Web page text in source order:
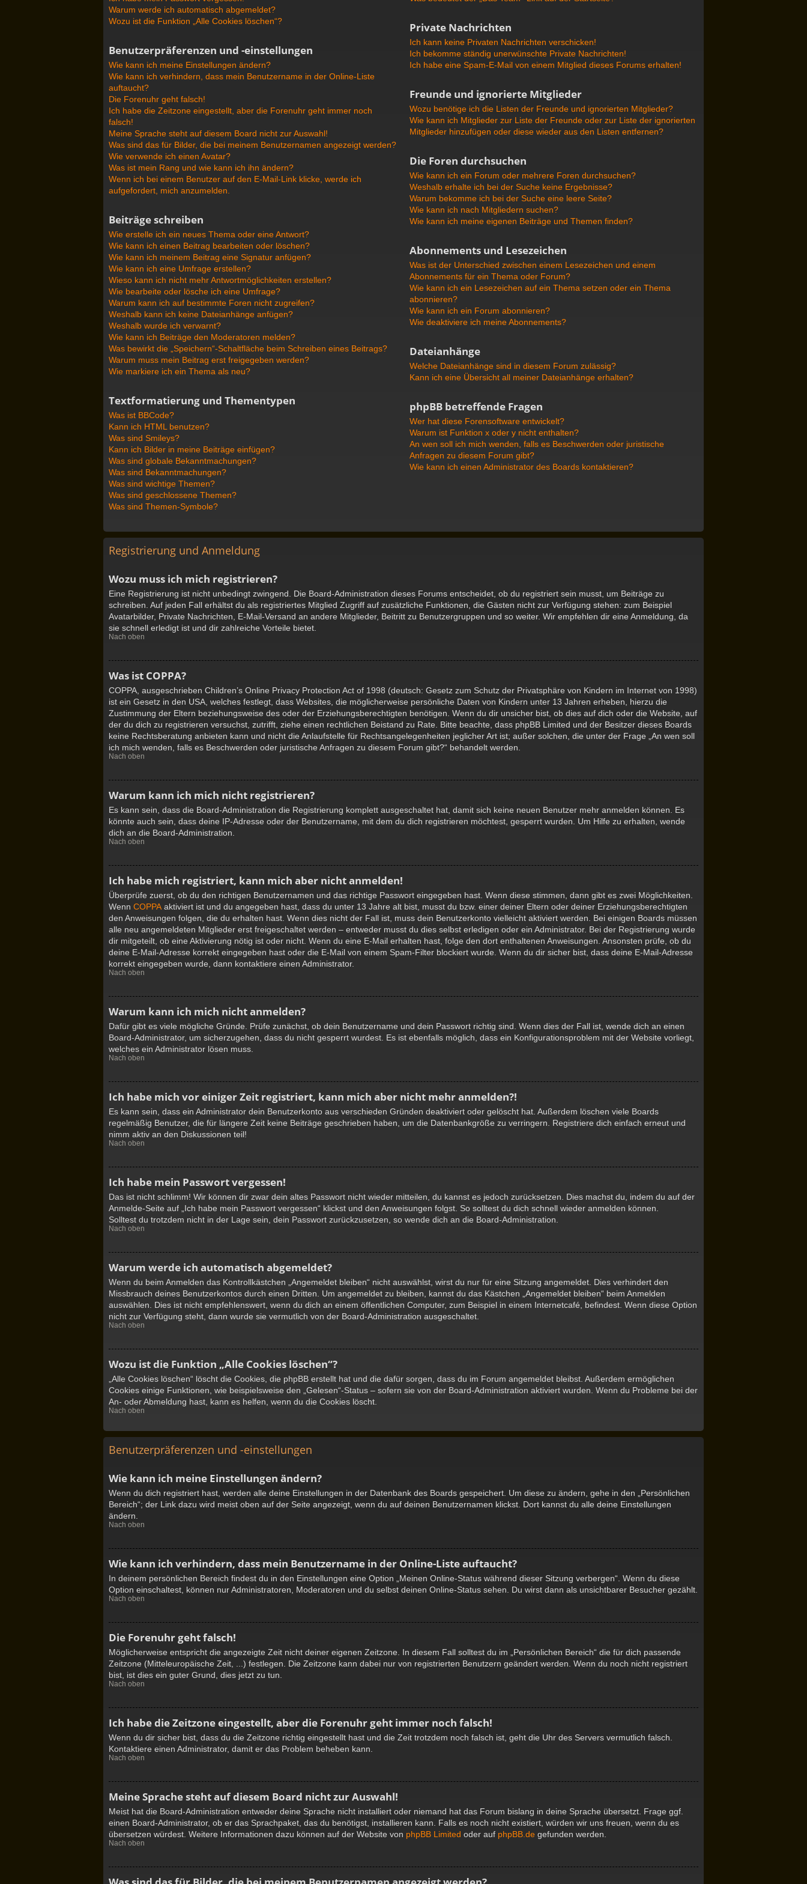
Warum werde ich automatisch abgemeldet?
Wozu ist die Funktion „Alle Cookies löschen“?
Benutzerpräferenzen und -einstellungen
Wie kann ich meine Einstellungen ändern?
Wie kann ich verhindern, dass mein Benutzername in der Online-Liste
auftaucht?
Die Forenuhr geht falsch!
Ich habe die Zeitzone eingestellt, aber die Forenuhr geht immer noch
falsch!
Meine Sprache steht auf diesem Board nicht zur Auswahl!
Was sind das für Bilder, die bei meinem Benutzernamen angezeigt werden?
Wie verwende ich einen Avatar?
Was ist mein Rang und wie kann ich ihn ändern?
Wenn ich bei einem Benutzer auf den E-Mail-Link klicke, werde ich
aufgefordert, mich anzumelden.
Beiträge schreiben
Wie erstelle ich ein neues Thema oder eine Antwort?
Wie kann ich einen Beitrag bearbeiten oder löschen?
Wie kann ich meinem Beitrag eine Signatur anfügen?
Wie kann ich eine Umfrage erstellen?
Wieso kann ich nicht mehr Antwortmöglichkeiten erstellen?
Wie bearbeite oder lösche ich eine Umfrage?
Warum kann ich auf bestimmte Foren nicht zugreifen?
Weshalb kann ich keine Dateianhänge anfügen?
Weshalb wurde ich verwarnt?
Wie kann ich Beiträge den Moderatoren melden?
Was bewirkt die „Speichern“-Schaltfläche beim Schreiben eines Beitrags?
Warum muss mein Beitrag erst freigegeben werden?
Wie markiere ich ein Thema als neu?
Textformatierung und Thementypen
Was ist BBCode?
Kann ich HTML benutzen?
Was sind Smileys?
Kann ich Bilder in meine Beiträge einfügen?
Was sind globale Bekanntmachungen?
Was sind Bekanntmachungen?
Was sind wichtige Themen?
Was sind geschlossene Themen?
Was sind Themen-Symbole?
Private Nachrichten
Ich kann keine Privaten Nachrichten verschicken!
Ich bekomme ständig unerwünschte Private Nachrichten!
Ich habe eine Spam-E-Mail von einem Mitglied dieses Forums erhalten!
Freunde und ignorierte Mitglieder
Wozu benötige ich die Listen der Freunde und ignorierten Mitglieder?
Wie kann ich Mitglieder zur Liste der Freunde oder zur Liste der ignorierten
Mitglieder hinzufügen oder diese wieder aus den Listen entfernen?
Die Foren durchsuchen
Wie kann ich ein Forum oder mehrere Foren durchsuchen?
Weshalb erhalte ich bei der Suche keine Ergebnisse?
Warum bekomme ich bei der Suche eine leere Seite?
Wie kann ich nach Mitgliedern suchen?
Wie kann ich meine eigenen Beiträge und Themen finden?
Abonnements und Lesezeichen
Was ist der Unterschied zwischen einem Lesezeichen und einem
Abonnements für ein Thema oder Forum?
Wie kann ich ein Lesezeichen auf ein Thema setzen oder ein Thema
abonnieren?
Wie kann ich ein Forum abonnieren?
Wie deaktiviere ich meine Abonnements?
Dateianhänge
Welche Dateianhänge sind in diesem Forum zulässig?
Kann ich eine Übersicht all meiner Dateianhänge erhalten?
phpBB betreffende Fragen
Wer hat diese Forensoftware entwickelt?
Warum ist Funktion x oder y nicht enthalten?
An wen soll ich mich wenden, falls es Beschwerden oder juristische
Anfragen zu diesem Forum gibt?
Wie kann ich einen Administrator des Boards kontaktieren?
Registrierung und Anmeldung
Wozu muss ich mich registrieren?
Eine Registrierung ist nicht unbedingt zwingend. Die Board-Administration dieses Forums entscheidet, ob du registriert sein musst, um Beiträge zu
schreiben. Auf jeden Fall erhältst du als registriertes Mitglied Zugriff auf zusätzliche Funktionen, die Gästen nicht zur Verfügung stehen: zum Beispiel
Avatarbilder, Private Nachrichten, E-Mail-Versand an andere Mitglieder, Beitritt zu Benutzergruppen und so weiter. Wir empfehlen dir eine Anmeldung, da
sie schnell erledigt ist und dir zahlreiche Vorteile bietet.
Nach oben
Was ist COPPA?
COPPA, ausgeschrieben Children’s Online Privacy Protection Act of 1998 (deutsch: Gesetz zum Schutz der Privatsphäre von Kindern im Internet von 1998)
ist ein Gesetz in den USA, welches festlegt, dass Websites, die möglicherweise persönliche Daten von Kindern unter 13 Jahren erheben, hierzu die
Zustimmung der Eltern beziehungsweise des oder der Erziehungsberechtigten benötigen. Wenn du dir unsicher bist, ob dies auf dich oder die Website, auf
der du dich zu registrieren versuchst, zutrifft, ziehe einen rechtlichen Beistand zu Rate. Bitte beachte, dass phpBB Limited und der Besitzer dieses Boards
keine Rechtsberatung anbieten kann und nicht die Anlaufstelle für Rechtsangelegenheiten jeglicher Art ist; außer solchen, die unter der Frage „An wen soll
ich mich wenden, falls es Beschwerden oder juristische Anfragen zu diesem Forum gibt?“ behandelt werden.
Nach oben
Warum kann ich mich nicht registrieren?
Es kann sein, dass die Board-Administration die Registrierung komplett ausgeschaltet hat, damit sich keine neuen Benutzer mehr anmelden können. Es
könnte auch sein, dass deine IP-Adresse oder der Benutzername, mit dem du dich registrieren möchtest, gesperrt wurden. Um Hilfe zu erhalten, wende
dich an die Board-Administration.
Nach oben
Ich habe mich registriert, kann mich aber nicht anmelden!
Überprüfe zuerst, ob du den richtigen Benutzernamen und das richtige Passwort eingegeben hast. Wenn diese stimmen, dann gibt es zwei Möglichkeiten.
Wenn COPPA aktiviert ist und du angegeben hast, dass du unter 13 Jahre alt bist, musst du bzw. einer deiner Eltern oder deiner Erziehungsberechtigten
den Anweisungen folgen, die du erhalten hast. Wenn dies nicht der Fall ist, muss dein Benutzerkonto vielleicht aktiviert werden. Bei einigen Boards müssen
alle neu angemeldeten Mitglieder erst freigeschaltet werden – entweder musst du dies selbst erledigen oder ein Administrator. Bei der Registrierung wurde
dir mitgeteilt, ob eine Aktivierung nötig ist oder nicht. Wenn du eine E-Mail erhalten hast, folge den dort enthaltenen Anweisungen. Ansonsten prüfe, ob du
deine E-Mail-Adresse korrekt eingegeben hast oder die E-Mail von einem Spam-Filter blockiert wurde. Wenn du dir sicher bist, dass deine E-Mail-Adresse
korrekt eingegeben wurde, dann kontaktiere einen Administrator.
Nach oben
Warum kann ich mich nicht anmelden?
Dafür gibt es viele mögliche Gründe. Prüfe zunächst, ob dein Benutzername und dein Passwort richtig sind. Wenn dies der Fall ist, wende dich an einen
Board-Administrator, um sicherzugehen, dass du nicht gesperrt wurdest. Es ist ebenfalls möglich, dass ein Konfigurationsproblem mit der Website vorliegt,
welches ein Administrator lösen muss.
Nach oben
Ich habe mich vor einiger Zeit registriert, kann mich aber nicht mehr anmelden?!
Es kann sein, dass ein Administrator dein Benutzerkonto aus verschieden Gründen deaktiviert oder gelöscht hat. Außerdem löschen viele Boards
regelmäßig Benutzer, die für längere Zeit keine Beiträge geschrieben haben, um die Datenbankgröße zu verringern. Registriere dich einfach erneut und
nimm aktiv an den Diskussionen teil!
Nach oben
Ich habe mein Passwort vergessen!
Das ist nicht schlimm! Wir können dir zwar dein altes Passwort nicht wieder mitteilen, du kannst es jedoch zurücksetzen. Dies machst du, indem du auf der
Anmelde-Seite auf „Ich habe mein Passwort vergessen“ klickst und den Anweisungen folgst. So solltest du dich schnell wieder anmelden können.
Solltest du trotzdem nicht in der Lage sein, dein Passwort zurückzusetzen, so wende dich an die Board-Administration.
Nach oben
Warum werde ich automatisch abgemeldet?
Wenn du beim Anmelden das Kontrollkästchen „Angemeldet bleiben“ nicht auswählst, wirst du nur für eine Sitzung angemeldet. Dies verhindert den
Missbrauch deines Benutzerkontos durch einen Dritten. Um angemeldet zu bleiben, kannst du das Kästchen „Angemeldet bleiben“ beim Anmelden
auswählen. Dies ist nicht empfehlenswert, wenn du dich an einem öffentlichen Computer, zum Beispiel in einem Internetcafé, befindest. Wenn diese Option
nicht zur Verfügung steht, dann wurde sie vermutlich von der Board-Administration ausgeschaltet.
Nach oben
Wozu ist die Funktion „Alle Cookies löschen“?
„Alle Cookies löschen“ löscht die Cookies, die phpBB erstellt hat und die dafür sorgen, dass du im Forum angemeldet bleibst. Außerdem ermöglichen
Cookies einige Funktionen, wie beispielsweise den „Gelesen“-Status – sofern sie von der Board-Administration aktiviert wurden. Wenn du Probleme bei der
An- oder Abmeldung hast, kann es helfen, wenn du die Cookies löscht.
Nach oben
Benutzerpräferenzen und -einstellungen
Wie kann ich meine Einstellungen ändern?
Wenn du dich registriert hast, werden alle deine Einstellungen in der Datenbank des Boards gespeichert. Um diese zu ändern, gehe in den „Persönlichen
Bereich“; der Link dazu wird meist oben auf der Seite angezeigt, wenn du auf deinen Benutzernamen klickst. Dort kannst du alle deine Einstellungen
ändern.
Nach oben
Wie kann ich verhindern, dass mein Benutzername in der Online-Liste auftaucht?
In deinem persönlichen Bereich findest du in den Einstellungen eine Option „Meinen Online-Status während dieser Sitzung verbergen“. Wenn du diese
Option einschaltest, können nur Administratoren, Moderatoren und du selbst deinen Online-Status sehen. Du wirst dann als unsichtbarer Besucher gezählt.
Nach oben
Die Forenuhr geht falsch!
Möglicherweise entspricht die angezeigte Zeit nicht deiner eigenen Zeitzone. In diesem Fall solltest du im „Persönlichen Bereich“ die für dich passende
Zeitzone (Mitteleuropäische Zeit, ...) festlegen. Die Zeitzone kann dabei nur von registrierten Benutzern geändert werden. Wenn du noch nicht registriert
bist, ist dies ein guter Grund, dies jetzt zu tun.
Nach oben
Ich habe die Zeitzone eingestellt, aber die Forenuhr geht immer noch falsch!
Wenn du dir sicher bist, dass du die Zeitzone richtig eingestellt hast und die Zeit trotzdem noch falsch ist, geht die Uhr des Servers vermutlich falsch.
Kontaktiere einen Administrator, damit er das Problem beheben kann.
Nach oben
Meine Sprache steht auf diesem Board nicht zur Auswahl!
Meist hat die Board-Administration entweder deine Sprache nicht installiert oder niemand hat das Forum bislang in deine Sprache übersetzt. Frage ggf.
einen Board-Administrator, ob er das Sprachpaket, das du benötigst, installieren kann. Falls es noch nicht existiert, würden wir uns freuen, wenn du es
übersetzen würdest. Weitere Informationen dazu können auf der Website von phpBB Limited oder auf phpBB.de gefunden werden.
Nach oben